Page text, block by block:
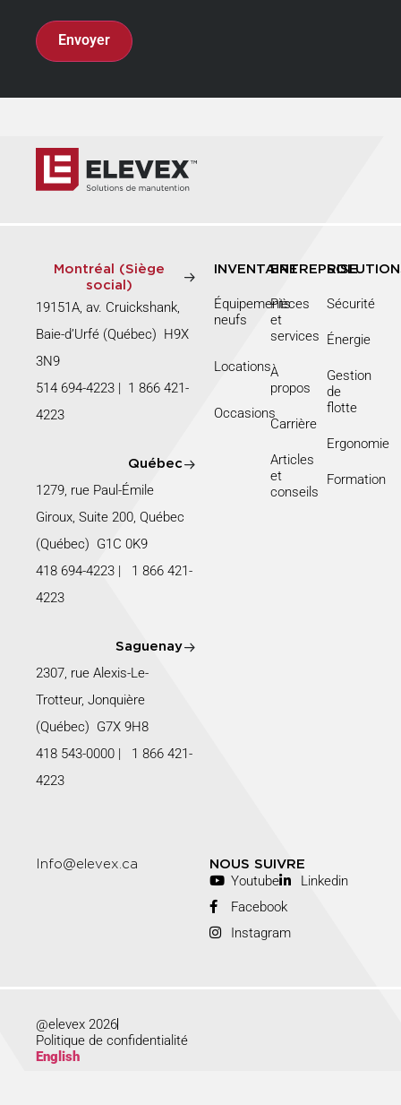
Montréal (Siège
social)
19151A, av. Cruickshank,
Baie-d’Urfé (Québec) H9X
3N9
514 694-4223 | 1 866 421-
4223
Québec
1279, rue Paul-Émile
Giroux, Suite 200, Québec
(Québec) G1C 0K9
418 694-4223 | 1 866 421-
4223
Saguenay
2307, rue Alexis-Le-
Trotteur, Jonquière
(Québec) G7X 9H8
418 543-0000 | 1 866 421-
4223
INVENTAIRE
Équipements
neufs
Locations
Occasions
ENTREPRISE
Pièces
et
services
À
propos
Carrière
Articles
et
conseils
Sécurité
Énergie
Gestion
de
flotte
Ergonomie
Formation
Info@elevex.ca NOUS SUIVRE
Youtube
Linkedin
Facebook
Instagram
@elevex 2026
Politique de confidentialité
English